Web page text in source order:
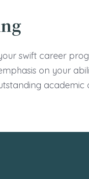
swift career
on your
academic